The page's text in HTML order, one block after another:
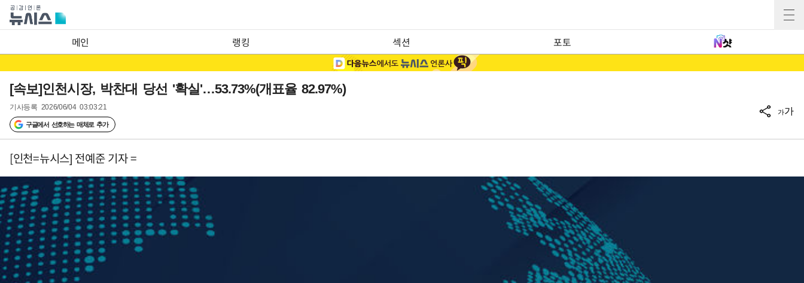
메인 랭킹 섹션 포토
[속보]인천시장, 박찬대 당선 '확실'…53.73%(개표율 82.97%)
기사등록 2026/06/04 03:03:21
구글에서 선호하는 매체로 추가
가가
[인천=뉴시스] 전예준 기자 =